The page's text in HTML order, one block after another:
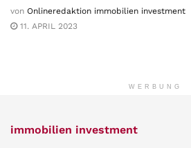
von Onlineredaktion immobilien investment
11. APRIL 2023
WERBUNG
immobilien investment